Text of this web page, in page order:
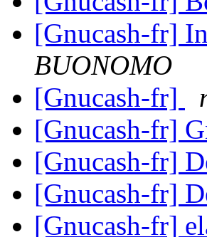
[Gnucash-fr]
BUONOMO
[Gnucash-fr]
[Gnucash-fr]
[Gnucash-fr]
[Gnucash-fr]
[Gnucash-fr]